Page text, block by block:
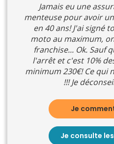
Jamais eu une
menteuse pour avoir
en 40 ans! J'ai signé
moto au maximum,
franchise... Ok. Sauf
l'arrêt et c'est 10%
minimum 230€! Ce qui
!!! Je
Je
Je consulte